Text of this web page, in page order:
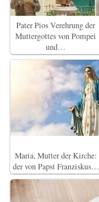
Pater Pios Verehrung der
Muttergottes von Pompei
und…
Maria, Mutter der Kirche:
der von Papst Franziskus…